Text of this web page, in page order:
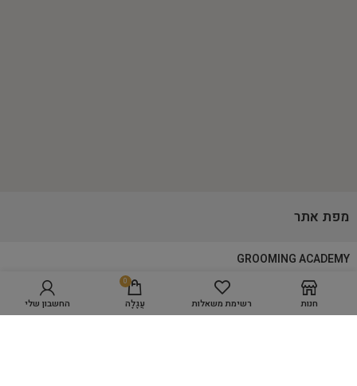
מפת אתר
GROOMING ACADEMY
מספרת כלבים WORK SPACE
חנות רשימת משאלות
0
עֲגָלָה החשבון שלי